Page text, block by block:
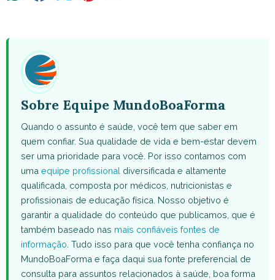
Sobre Equipe MundoBoaForma
Quando o assunto é saúde, você tem que saber em
quem confiar. Sua qualidade de vida e bem-estar devem
ser uma prioridade para você. Por isso contamos com
uma equipe profissional diversificada e altamente
qualificada, composta por médicos, nutricionistas e
profissionais de educação física. Nosso objetivo é
garantir a qualidade do conteúdo que publicamos, que é
também baseado nas mais confiáveis fontes de
informação . Tudo isso para que você tenha confiança no
MundoBoaForma e faça daqui sua fonte preferencial de
consulta para assuntos relacionados à saúde, boa forma